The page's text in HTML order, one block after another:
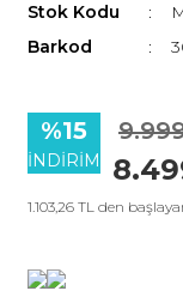
Stok Kodu
Barkod
%15
İNDİRİM
1.103,26 TL den